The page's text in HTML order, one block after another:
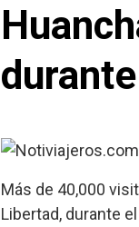
Más de 40,000
Libertad, durante